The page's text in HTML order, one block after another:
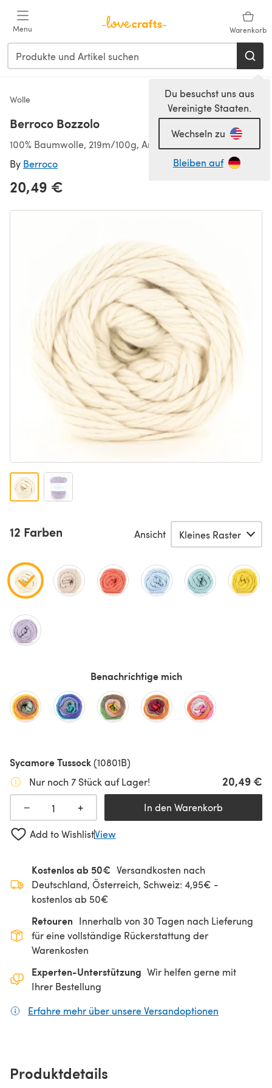
Menu Warenkorb
Du besuchst uns aus
Vereinigte Staaten.
Wechseln zu
Bleiben auf
Wolle
Berroco Bozzolo
100% Baumwolle, 219m/100g, Aran (4,50-5,50 mm)
By Berroco
20,49 €
12 Farben Ansicht
Benachrichtige mich
Sycamore Tussock(10801B)
Nur noch 7 Stück auf Lager!
20,49 €
−
+ In den Warenkorb
Add to WishlistView
Kostenlos ab 50€ Versandkosten nach
Deutschland, Österreich, Schweiz: 4,95€ -
kostenlos ab 50€
Retouren Innerhalb von 30 Tagen nach Lieferung
für eine vollständige Rückerstattung der
Warenkosten
Experten-Unterstützung Wir helfen gerne mit
Ihrer Bestellung
Erfahre mehr über unsere Versandoptionen
Produktdetails